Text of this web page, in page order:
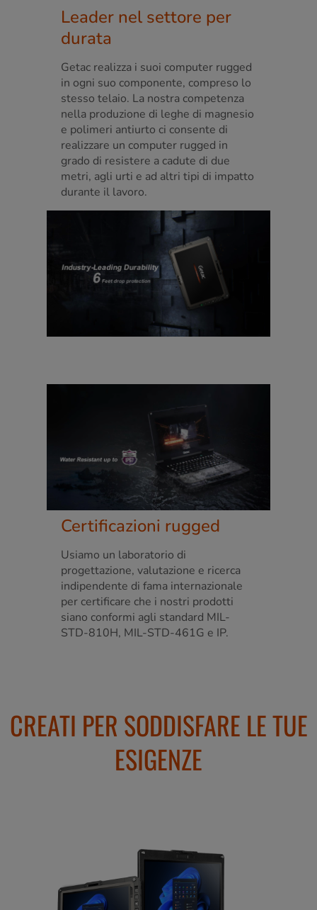
Leader nel settore per
durata
Getac realizza i suoi computer rugged
in ogni suo componente, compreso lo
stesso telaio. La nostra competenza
nella produzione di leghe di magnesio
e polimeri antiurto ci consente di
realizzare un computer rugged in
grado di resistere a cadute di due
metri, agli urti e ad altri tipi di impatto
durante il lavoro.
Certificazioni rugged
Usiamo un laboratorio di
progettazione, valutazione e ricerca
indipendente di fama internazionale
per certificare che i nostri prodotti
siano conformi agli standard MIL-
STD-810H, MIL-STD-461G e IP.
CREATI PER SODDISFARE LE TUE
ESIGENZE